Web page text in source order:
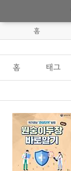
홈
홈 태그